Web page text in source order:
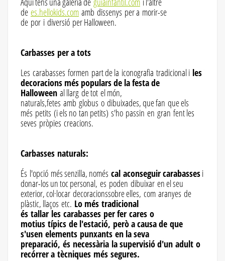
de es.hellokids.com amb dissenys per a morir-se
de por i diversió per Halloween.
Carbasses per a tots
Les carabasses formen part de la iconografia tradicional i les
decoracions més populars de la festa de
Halloween al llarg de tot el món,
naturals,fetes amb globus o dibuixades, que fan que els
més petits (i els no tan petits) s'ho passin en gran fent les
seves pròpies creacions.
Carbasses naturals:
És l'opció més senzilla, només cal aconseguir carabassesi
donar-los un toc personal, es poden dibuixar en el seu
exterior, col·locar decoracionssobre elles, com aranyes de
plàstic, llaços etc. Lo més tradicional
és tallar les carabasses per fer cares o
motius típics de l'estació, però a causa de que
s'usen elements punxants en la seva
preparació, és necessària la supervisió d'un adult o
recórrer a tècniques més segures.